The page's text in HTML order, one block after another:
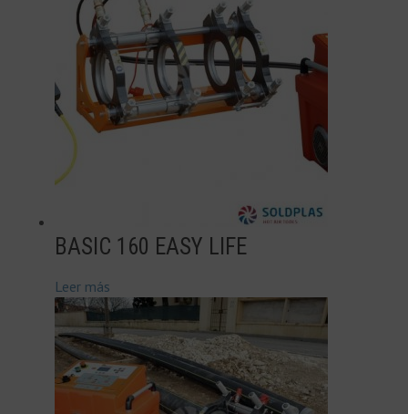
BASIC 160 EASY LIFE
Leer más